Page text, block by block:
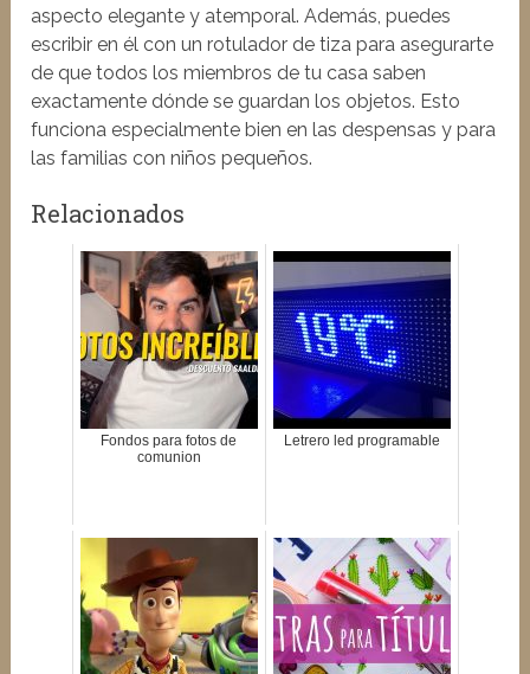
aspecto elegante y atemporal. Además, puedes
escribir en él con un rotulador de tiza para asegurarte
de que todos los miembros de tu casa saben
exactamente dónde se guardan los objetos. Esto
funciona especialmente bien en las despensas y para
las familias con niños pequeños.
Relacionados
Fondos para fotos de
comunion
Letrero led programable